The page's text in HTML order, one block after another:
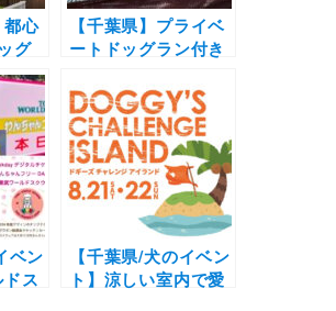
都心
グ
”
ドッ
ー
！
イ
【千葉県】プライベ
ートドッグラン付き
「Solana千葉白浜」
オープン！全室オー
シャンフロントのト
レーラーハウス宿泊
施設
ベン
ス
【千葉県/犬のイベン
ト】涼しい室内で愛